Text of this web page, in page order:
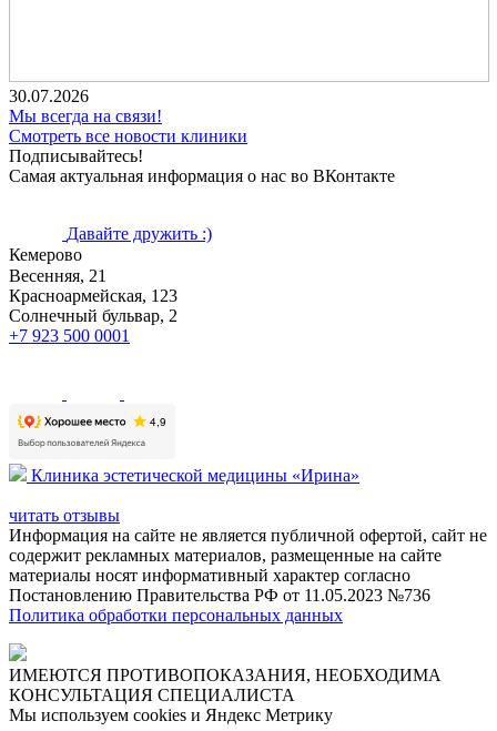
30.07.2026
Мы всегда на связи!
Смотреть все новости клиники
Подписывайтесь!
Самая актуальная информация о нас во ВКонтакте
Давайте дружить :)
Кемерово
Весенняя, 21
Красноармейская, 123
Солнечный бульвар, 2
+7 923 500 0001
Клиника эстетической медицины «Ирина»
читать отзывы
Информация на сайте не является публичной офертой, сайт не
содержит рекламных материалов, размещенные на сайте
материалы носят информативный характер согласно
Постановлению Правительства РФ от 11.05.2023 №736
Политика обработки персональных данных
ИМЕЮТСЯ ПРОТИВОПОКАЗАНИЯ, НЕОБХОДИМА
КОНСУЛЬТАЦИЯ СПЕЦИАЛИСТА
Мы используем cookies и Яндекс Метрику